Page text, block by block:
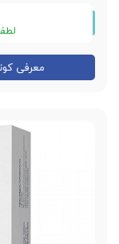
کوکتل فیوژن F-PPC & F-XBC
لاغری بسیار قوی
معرفی